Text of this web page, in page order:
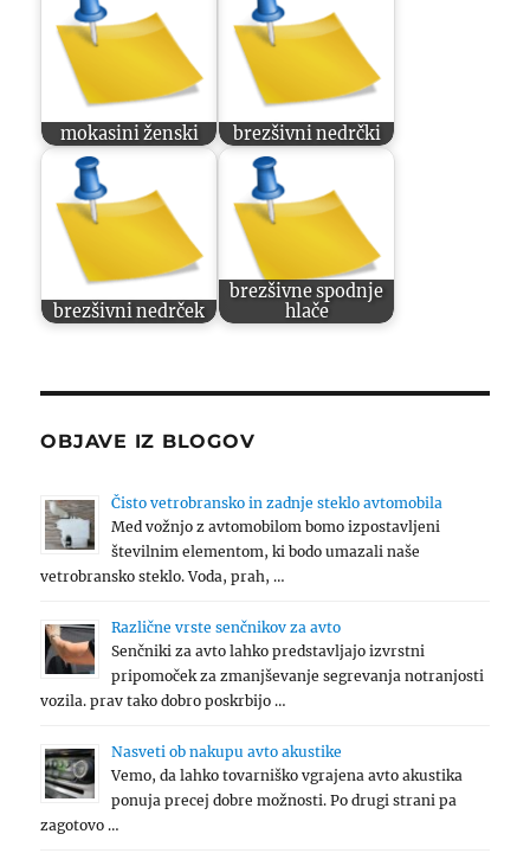
mokasini ženski brezšivni nedrčki
brezšivni nedrček
brezšivne spodnje
hlače
OBJAVE IZ BLOGOV
Čisto vetrobransko in zadnje steklo avtomobila
Med vožnjo z avtomobilom bomo izpostavljeni
številnim elementom, ki bodo umazali naše
vetrobransko steklo. Voda, prah, …
Različne vrste senčnikov za avto
Senčniki za avto lahko predstavljajo izvrstni
pripomoček za zmanjševanje segrevanja notranjosti
vozila. prav tako dobro poskrbijo …
Nasveti ob nakupu avto akustike
Vemo, da lahko tovarniško vgrajena avto akustika
ponuja precej dobre možnosti. Po drugi strani pa
zagotovo …